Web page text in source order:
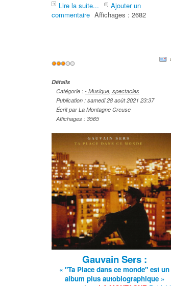
Lire la suite...
Ajouter un
commentaire Affichages : 2682
Vote
Détails
Catégorie :- Musique, spectacles
Publication : samedi 28 août 2021 23:37
Écrit par La Montagne Creuse
Affichages : 3565
Gauvain Sers :
« "Ta Place dans ce monde" est un
album plus autobiographique »